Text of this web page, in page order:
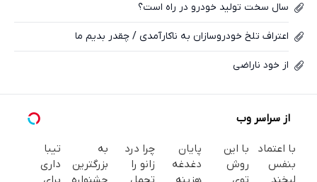
سال سخت تولید خودرو در راه است؟
اعتراف تلخ خودروسازان به ناکارآمدی / چقدر بدیم ما
از خود ناراضی
از سراسر وب
با اعتماد
بنفس
با این
روش
پایان
دغدغه
چرا درد
زانو را
به
بزرگترین
تیبا
داری